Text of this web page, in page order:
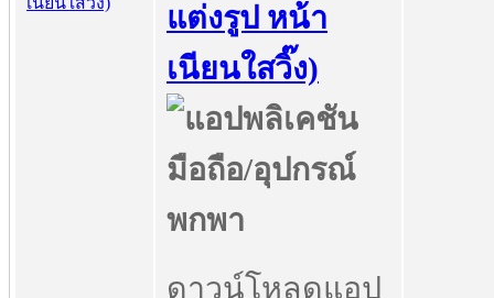
แต่งรูป หน้า
เนียนใสวิ๊ง)
ดาวน์โหลดแอป